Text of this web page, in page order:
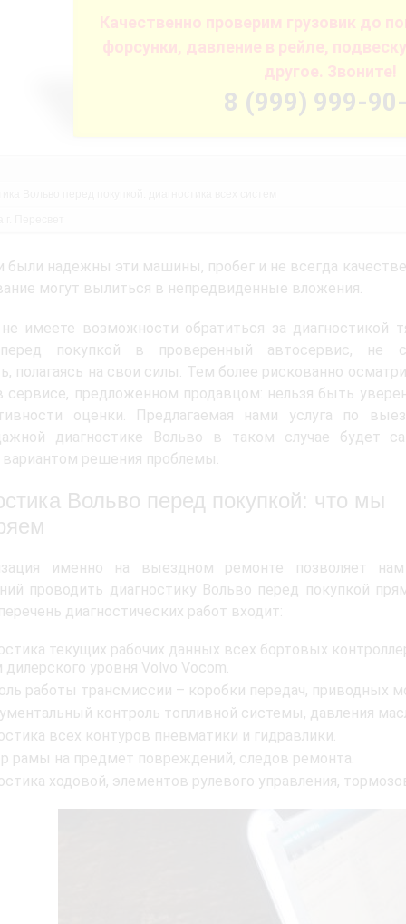
Качественно проверим грузовик до
форсунки, давление в рейле,
другое. Звоните!
8 (999) 999-
были надежны эти машины, пробег и не всегда
могут вылиться в непредвиденные вложения.
имеете возможности обратиться за диагностикой
покупкой в проверенный автосервис, не
полагаясь на свои силы. Тем более рискованно
сервисе, предложенном продавцом: нельзя быть
оценки. Предлагаемая нами услуга по
диагностике Вольво в таком случае будет
решения проблемы.
Вольво перед покупкой: что мы
именно на выездном ремонте позволяет
проводить диагностику Вольво перед покупкой
диагностических работ входит:
текущих рабочих данных всех бортовых
уровня Volvo Vocom.
работы трансмиссии – коробки передач, приводных
контроль топливной системы, давления
всех контуров пневматики и гидравлики.
рамы на предмет повреждений, следов ремонта.
ходовой, элементов рулевого управления,